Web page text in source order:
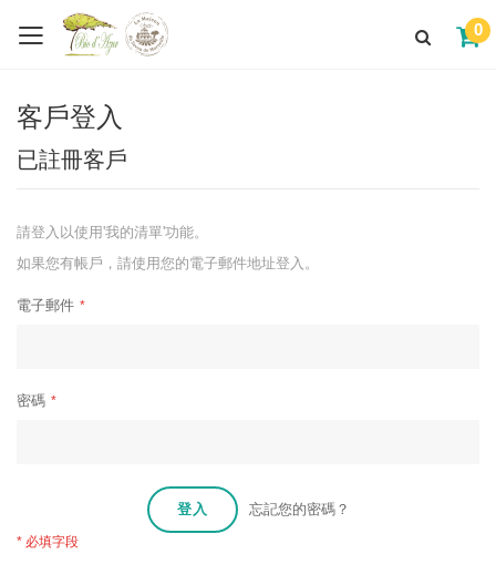
0
客戶登入
已註冊客戶
請登入以使用'我的清單'功能。
如果您有帳戶，請使用您的電子郵件地址登入。
電子郵件
密碼
登入 忘記您的密碼？